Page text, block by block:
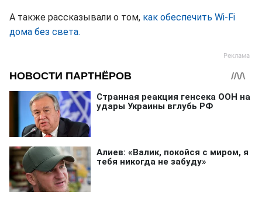
А также рассказывали о том, как обеспечить Wi-Fi
дома без света.